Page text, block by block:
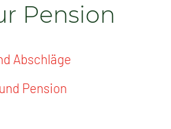
Pension
Abschläge
Pension